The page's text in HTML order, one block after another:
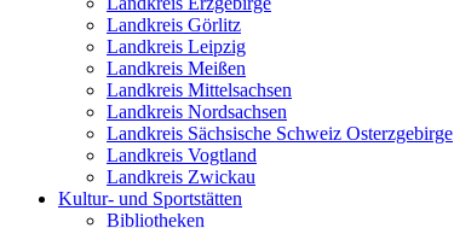
Landkreis Görlitz
Landkreis Leipzig
Landkreis Meißen
Landkreis Mittelsachsen
Landkreis Nordsachsen
Landkreis Sächsische Schweiz Osterzgebirge
Landkreis Vogtland
Landkreis Zwickau
Kultur- und Sportstätten
Bibliotheken